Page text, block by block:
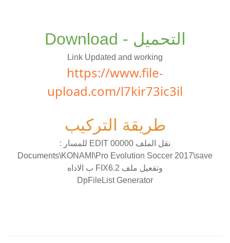
التحميل - Download
Link Updated and working
https://www.file-
upload.com/l7kir73ic3il
طريقة التركيب
نقل الملف EDIT 00000 للمسار :
Documents\KONAMI\Pro Evolution Soccer 2017\save
وتفعيل ملف FIX6.2 ب الاداه
DpFileList Generator